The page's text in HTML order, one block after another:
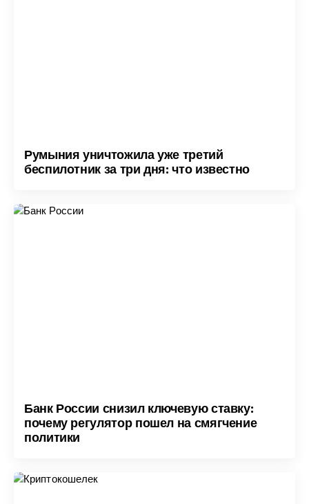
Румыния уничтожила уже третий
беспилотник за три дня: что известно
Банк России снизил ключевую ставку:
почему регулятор пошел на смягчение
политики